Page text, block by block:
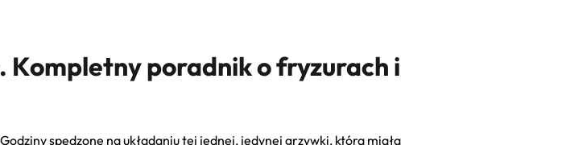
Kompletny poradnik o fryzurach i
spędzone na układaniu tej jednej, jedynej grzywki, która miała